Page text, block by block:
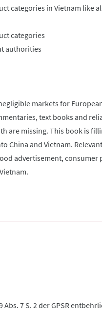
categories in Vietnam like
categories
authorities
markets for
text books and
are missing. This book is
China and Vietnam.
advertisement,
7 S. 2 der GPSR